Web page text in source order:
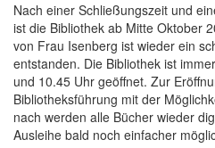
Nach einer Schließungszeit und
ist die Bibliothek ab Mitte Oktober
von Frau Isenberg ist wieder ein
entstanden. Die Bibliothek ist
und 10.45 Uhr geöffnet. Zur
Bibliotheksführung mit der
nach werden alle Bücher wieder
Ausleihe bald noch einfacher